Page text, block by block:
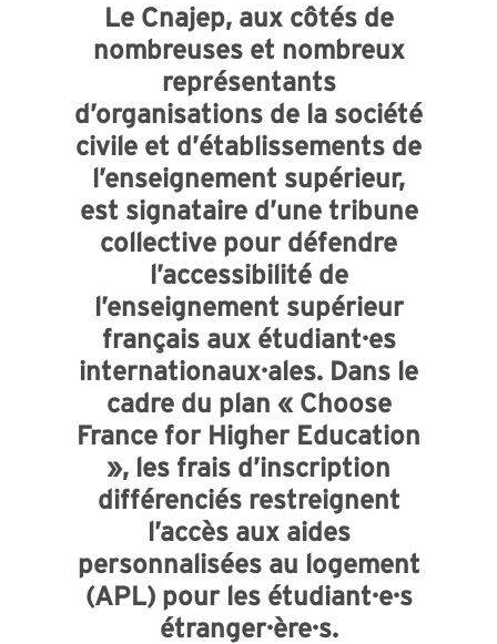
Le Cnajep, aux côtés de
nombreuses et nombreux
représentants
d’organisations de la société
civile et d’établissements de
l’enseignement supérieur,
est signataire d’une tribune
collective pour défendre
l’accessibilité de
l’enseignement supérieur
français aux étudiant·es
internationaux·ales. Dans le
cadre du plan « Choose
France for Higher Education
», les frais d’inscription
différenciés restreignent
l’accès aux aides
personnalisées au logement
(APL) pour les étudiant·e·s
étranger·ère·s.